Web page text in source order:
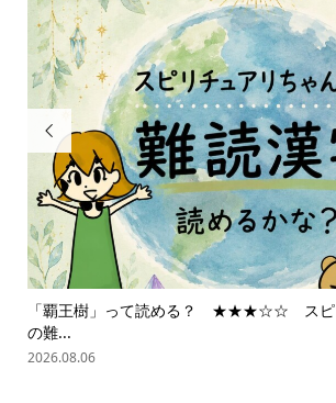

チュアリちゃん スピリチュアリちゃんの